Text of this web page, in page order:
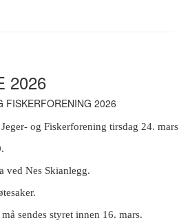
2026
FISKERFORENING 2026
og Fiskerforening tirsdag 24. mars
ved Nes Skianlegg.
sendes styret innen 16. mars.